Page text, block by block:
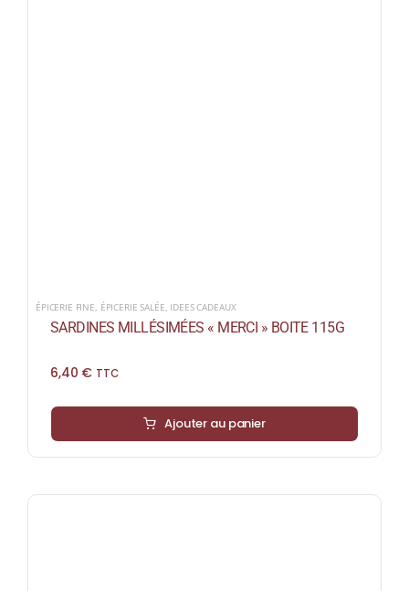
ÉPICERIE FINE ÉPICERIE SALÉE IDEES CADEAUX
SARDINES MILLÉSIMÉES « MERCI » BOITE 115G
6,40 € TTC
Ajouter au panier